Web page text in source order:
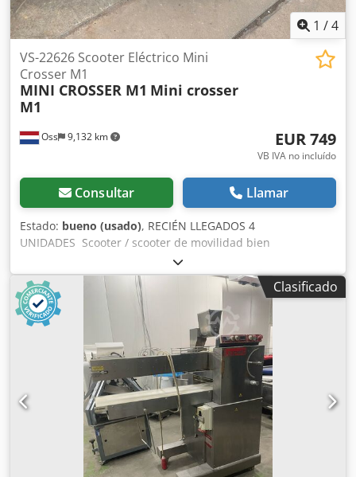
1 /4
Oss 9,132 km
VS-22626 Scooter Eléctrico Mini
Crosser M1
MINI CROSSER M1 Mini crosser
M1
EUR 749
VB IVA no incluído
Consultar Llamar
Estado: bueno (usado), RECIÉN LLEGADOS 4
UNIDADES Scooter / scooter de movilidad bien
funcionando Crodjy R Akajpfx Abief
Clasificado